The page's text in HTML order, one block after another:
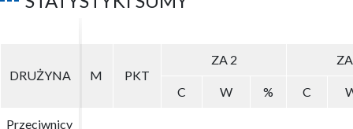
DRUŻYNA M PKT
ZA 2
C W % C
Przeciwnicy
DRUŻYNA M PKT
ZA 2
C W % C
Przeciwnicy